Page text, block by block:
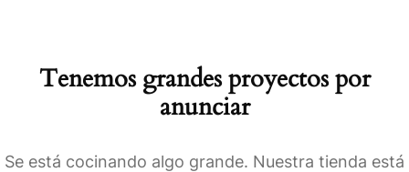
Tenemos grandes proyectos por
anunciar
Se está cocinando algo grande. Nuestra tienda está